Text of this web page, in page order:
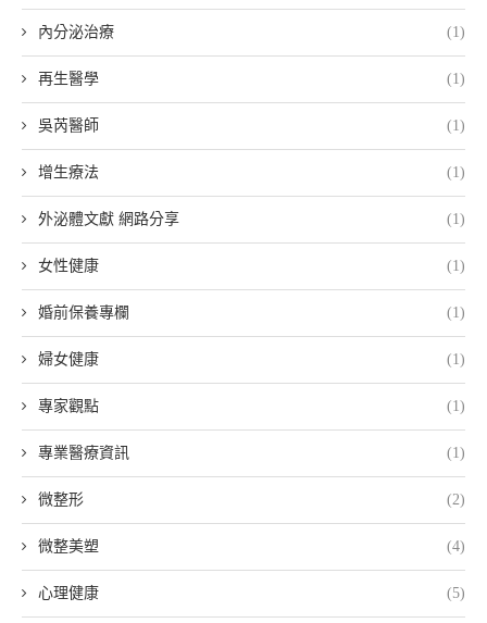
內分泌治療 (1)
再生醫學 (1)
吳芮醫師 (1)
增生療法 (1)
外泌體文獻 網路分享 (1)
女性健康 (1)
婚前保養專欄 (1)
婦女健康 (1)
專家觀點 (1)
專業醫療資訊 (1)
微整形 (2)
微整美塑 (4)
心理健康 (5)